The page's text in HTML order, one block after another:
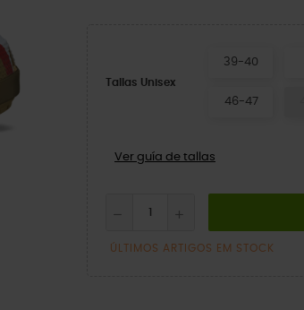
Tallas Unisex
39-40
46-47
Ver guía de tallas
ÚLTIMOS ARTIGOS EM STOCK